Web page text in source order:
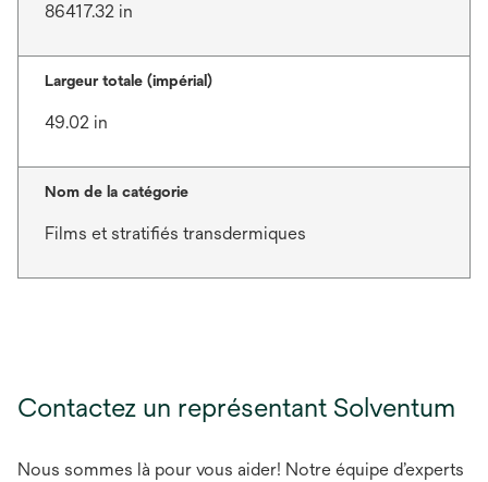
86417.32 in
Largeur totale (impérial)
49.02 in
Nom de la catégorie
Films et stratifiés transdermiques
Contactez un représentant Solventum
Nous sommes là pour vous aider! Notre équipe d’experts